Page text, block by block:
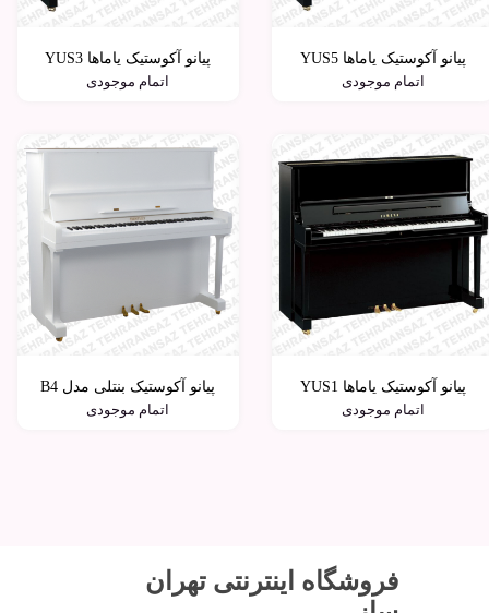
پیانو آکوستیک یاماها YUS5
اتمام موجودی
پیانو آکوستیک یاماها YUS3
اتمام موجودی
پیانو آکوستیک یاماها YUS1
اتمام موجودی
پیانو آکوستیک بنتلی مدل B4
اتمام موجودی
فروشگاه اینترنتی تهران